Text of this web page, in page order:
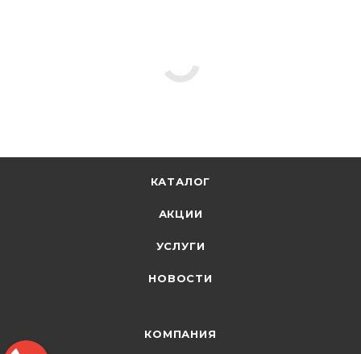
КАТАЛОГ
АКЦИИ
УСЛУГИ
НОВОСТИ
КОМПАНИЯ